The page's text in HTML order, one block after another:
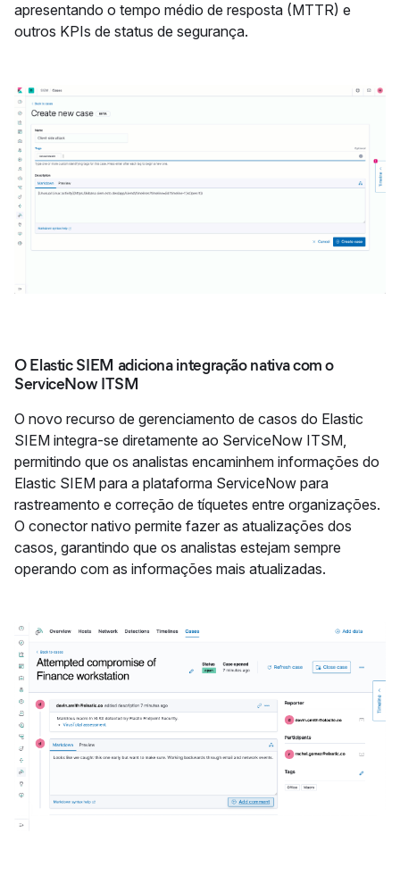
apresentando o tempo médio de resposta (MTTR) e
outros KPIs de status de segurança.
O Elastic SIEM adiciona integração nativa com o
ServiceNow ITSM
O novo recurso de gerenciamento de casos do Elastic
SIEM integra-se diretamente ao ServiceNow ITSM,
permitindo que os analistas encaminhem informações do
Elastic SIEM para a plataforma ServiceNow para
rastreamento e correção de tíquetes entre organizações.
O conector nativo permite fazer as atualizações dos
casos, garantindo que os analistas estejam sempre
operando com as informações mais atualizadas.